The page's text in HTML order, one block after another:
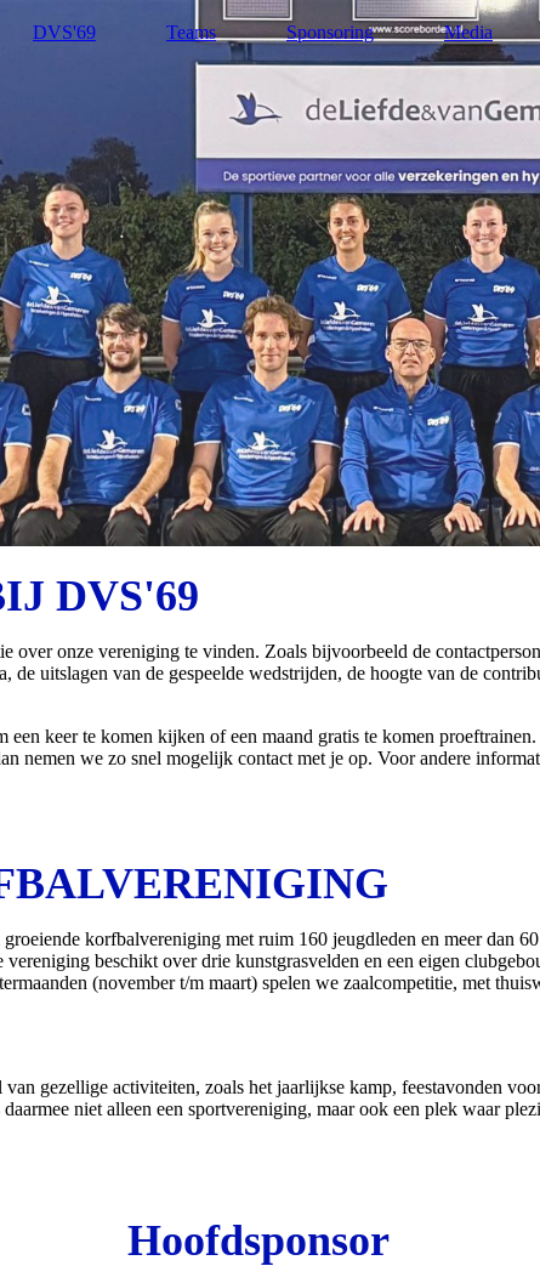
DVS'69 Teams Sponsoring Media
DVS'69
over onze vereniging te vinden. Zoals bijvoorbeeld de
de uitslagen van de gespeelde wedstrijden, de hoogte van de
een keer te komen kijken of een maand gratis te komen
nemen we zo snel mogelijk contact met je op. Voor andere
korfbalvereniging met ruim 160 jeugdleden en meer dan
beschikt over drie kunstgrasvelden en een eigen
(november t/m maart) spelen we zaalcompetitie, met
gezellige activiteiten, zoals het jaarlijkse kamp, feestavonden
niet alleen een sportvereniging, maar ook een plek waar
Hoofdsponsor